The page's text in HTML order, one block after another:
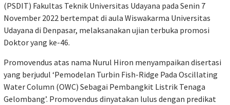
(PSDIT) Fakultas Teknik Universitas Udayana pada Senin 7
November 2022 bertempat di aula Wiswakarma Universitas
Udayana di Denpasar, melaksanakan ujian terbuka promosi
Doktor yang ke-46.
Promovendus atas nama Nurul Hiron menyampaikan disertasi
yang berjudul ‘Pemodelan Turbin Fish-Ridge Pada Oscillating
Water Column (OWC) Sebagai Pembangkit Listrik Tenaga
Gelombang’. Promovendus dinyatakan lulus dengan predikat